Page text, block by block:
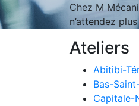
Chez M
n’attendez
Ateliers
Abitibi-
Bas-
Capitale-